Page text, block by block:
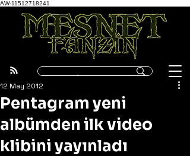
AW-11512718241
Pentagram yeni
albümden ilk video
klibini yayınladı
12 May 2012